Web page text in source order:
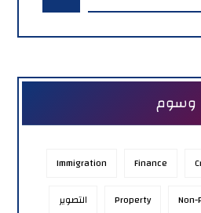
وسوم
Finance
Immigration
Property التصوير